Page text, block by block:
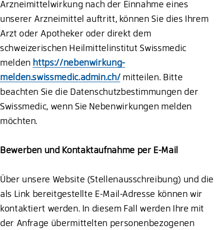
Arzneimittelwirkung nach der Einnahme eines
unserer Arzneimittel auftritt, können Sie dies Ihrem
Arzt oder Apotheker oder direkt dem
schweizerischen Heilmittelinstitut Swissmedic
melden https://nebenwirkung-
melden.swissmedic.admin.ch/mitteilen. Bitte
beachten Sie die Datenschutzbestimmungen der
Swissmedic, wenn Sie Nebenwirkungen melden
möchten.
Bewerben und Kontaktaufnahme per E-Mail
Über unsere Website (Stellenausschreibung) und die
als Link bereitgestellte E-Mail-Adresse können wir
kontaktiert werden. In diesem Fall werden Ihre mit
der Anfrage übermittelten personenbezogenen